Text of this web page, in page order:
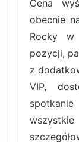
Cena
obecnie
Rocky w
pozycji,
z
VIP,